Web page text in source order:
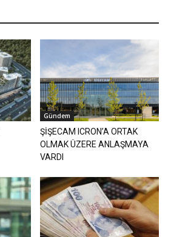
Gündem
ŞİŞECAM ICRON’A ORTAK
OLMAK ÜZERE ANLAŞMAYA
VARDI